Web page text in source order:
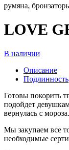
румяна,
LOVE
В наличии
Описание
Подлинность
Готовы покорить
подойдет
вернулась с
Мы закупаем все
необходимые